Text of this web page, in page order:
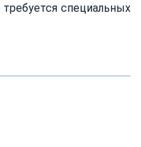
специальных